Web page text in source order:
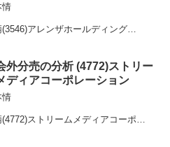
情
(3546)アレンザホールディング
分貸借配当金38円目的株式の流動性
上株主優待JCBギフトカー...
外分売の分析 (4772)ストリー
ディアコーポレーション
情
(4772)ストリームメディアコーポレ